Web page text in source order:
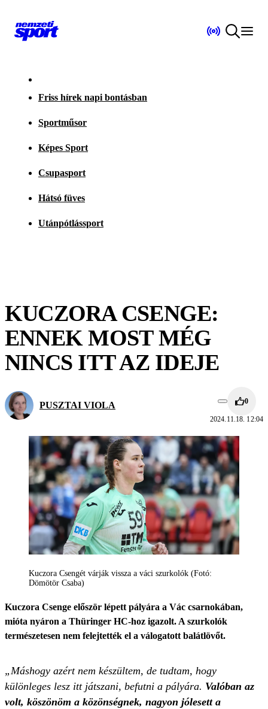
Friss hírek napi bontásban
Sportműsor
Képes Sport
Csupasport
Hátsó füves
Utánpótlássport
KUCZORA CSENGE:
ENNEK MOST MÉG
NINCS ITT AZ IDEJE
PUSZTAI VIOLA 0
2024.11.18. 12:04
Kuczora Csengét várják vissza a váci szurkolók (Fotó:
Dömötör Csaba)
Kuczora Csenge először lépett pályára a Vác csarnokában,
mióta nyáron a Thüringer HC-hoz igazolt. A szurkolók
természetesen nem felejtették el a válogatott balátlövőt.
„Máshogy azért nem készültem, de tudtam, hogy
különleges lesz itt játszani, befutni a pályára. Valóban az
volt, köszönöm a közönségnek, nagyon jólesett a